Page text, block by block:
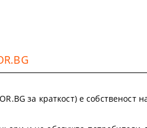
за краткост) е